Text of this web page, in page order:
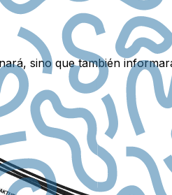
sino que también